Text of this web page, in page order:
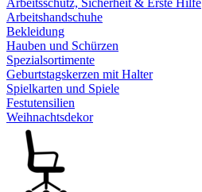
Arbeitsschutz, Sicherheit & Erste Hilfe
Arbeitshandschuhe
Bekleidung
Hauben und Schürzen
Spezialsortimente
Geburtstagskerzen mit Halter
Spielkarten und Spiele
Festutensilien
Weihnachtsdekor